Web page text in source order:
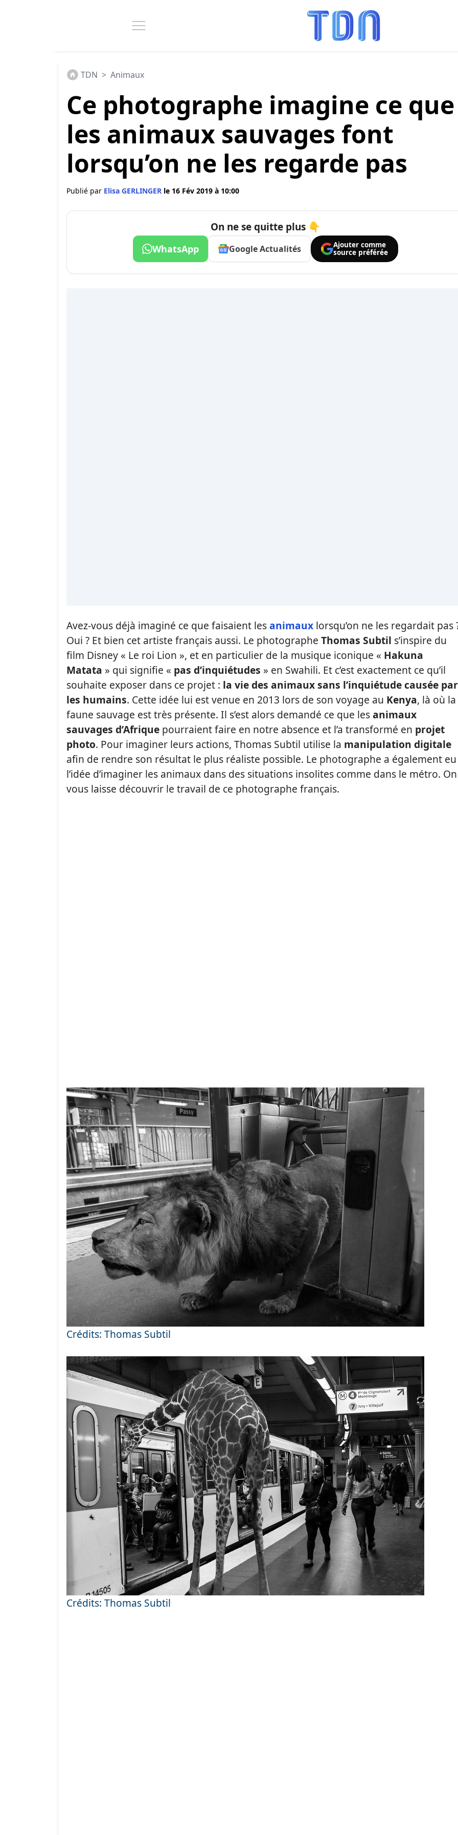
TDN > Animaux
Ce photographe imagine ce que
les animaux sauvages font
lorsqu’on ne les regarde pas
Publié par Elisa GERLINGER le 16 Fév 2019 à 10:00
On ne se quitte plus 👇
WhatsApp Google Actualités
Ajouter comme
source préférée
Avez-vous déjà imaginé ce que faisaient lesanimaux lorsqu’on ne les regardait pas
Oui ? Et bien cet artiste français aussi. Le photographe Thomas Subtil s’inspire du
film Disney « Le roi Lion », et en particulier de la musique iconique « Hakuna
Matata » qui signifie « pas d’inquiétudes » en Swahili. Et c’est exactement ce qu’il
souhaite exposer dans ce projet : la vie des animaux sans l’inquiétude causée par
les humains. Cette idée lui est venue en 2013 lors de son voyage au Kenya, là où la
faune sauvage est très présente. Il s’est alors demandé ce que lesanimaux
sauvages d’Afrique pourraient faire en notre absence et l’a transformé en projet
photo. Pour imaginer leurs actions, Thomas Subtil utilise la manipulation digitale
afin de rendre son résultat le plus réaliste possible. Le photographe a également eu
l’idée d’imaginer les animaux dans des situations insolites comme dans le métro. On
vous laisse découvrir le travail de ce photographe français.
Crédits: Thomas Subtil
Crédits: Thomas Subtil